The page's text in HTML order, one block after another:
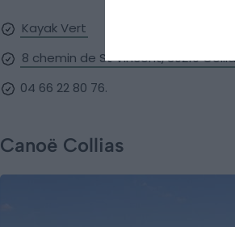
Kayak Vert
8 chemin de St Vincent, 30210
04 66 22 80 76.
Canoë Collias